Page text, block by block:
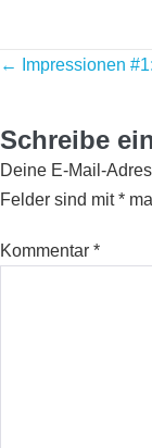
Posts
← Impressionen
Schreibe
Deine E-Mail-
Felder sind mit*
Kommentar *